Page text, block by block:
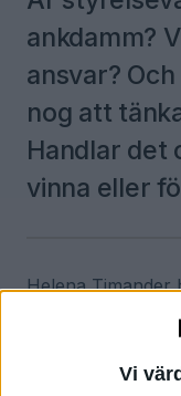
Vi
ankdamm?
ansvar?
nog att
Handlar det
vinna eller
Helena Timander
marknadsföring,
inom varumärke
gemensamma